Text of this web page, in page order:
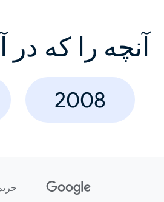
آنچه را که
2008